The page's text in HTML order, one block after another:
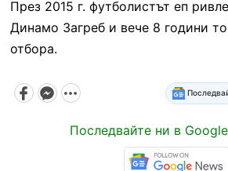
През 2015 г. футболистът еп
Динамо Загреб и вече 8 години
отбора.
Последвайте ни в